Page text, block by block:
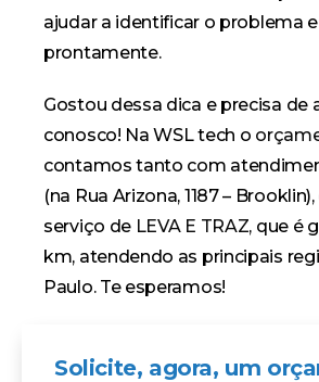
ajudar a identificar o problema
prontamente.
Gostou dessa dica e precisa de
conosco! Na WSL tech o
contamos tanto com
(na Rua Arizona, 1187 –
serviço de LEVA E TRAZ, que é
km, atendendo as principais
Paulo. Te esperamos!
Solicite, agora, um